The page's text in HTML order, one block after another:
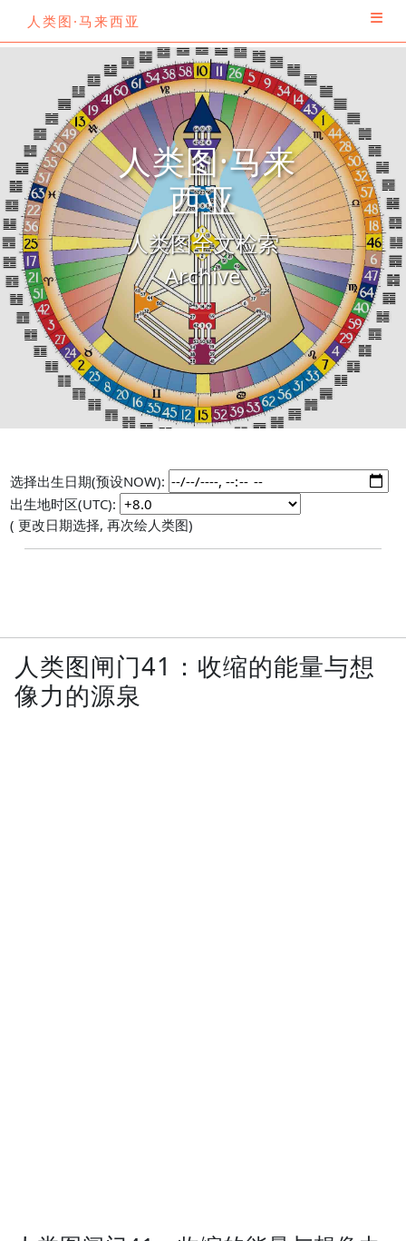
人类图·马来西亚
人类图·马来
西亚
人类图全文检索
Archive
选择出生日期(预设NOW):
出生地时区(UTC):
( 更改日期选择, 再次绘人类图)
人类图闸门41：收缩的能量与想
像力的源泉